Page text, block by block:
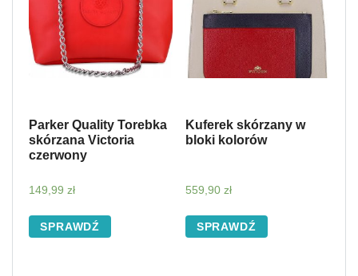
Parker Quality Torebka
skórzana Victoria
czerwony
149,99 zł
SPRAWDŹ
Kuferek skórzany w
bloki kolorów
559,90 zł
SPRAWDŹ